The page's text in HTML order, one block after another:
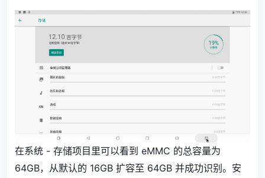
在系统 - 存储项目里可以看到 eMMC 的总容量为
64GB，从默认的 16GB 扩容至 64GB 并成功识别。安